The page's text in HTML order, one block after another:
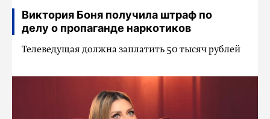
Виктория Боня получила штраф по
делу о пропаганде наркотиков
Телеведущая должна заплатить 50 тысяч рублей